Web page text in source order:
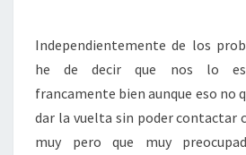
Independientemente de los
he de decir que nos lo
francamente bien aunque eso no
dar la vuelta sin poder contactar
muy pero que muy